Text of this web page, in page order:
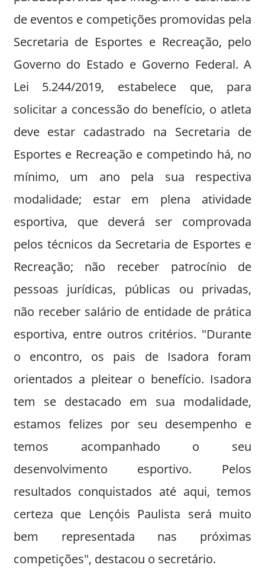
de eventos e competições promovidas pela
Secretaria de Esportes e Recreação, pelo
Governo do Estado e Governo Federal. A
Lei 5.244/2019, estabelece que, para
solicitar a concessão do benefício, o atleta
deve estar cadastrado na Secretaria de
Esportes e Recreação e competindo há, no
mínimo, um ano pela sua respectiva
modalidade; estar em plena atividade
esportiva, que deverá ser comprovada
pelos técnicos da Secretaria de Esportes e
Recreação; não receber patrocínio de
pessoas jurídicas, públicas ou privadas,
não receber salário de entidade de prática
esportiva, entre outros critérios. "Durante
o encontro, os pais de Isadora foram
orientados a pleitear o benefício. Isadora
tem se destacado em sua modalidade,
estamos felizes por seu desempenho e
temos acompanhado o seu
desenvolvimento esportivo. Pelos
resultados conquistados até aqui, temos
certeza que Lençóis Paulista será muito
bem representada nas próximas
competições", destacou o secretário.